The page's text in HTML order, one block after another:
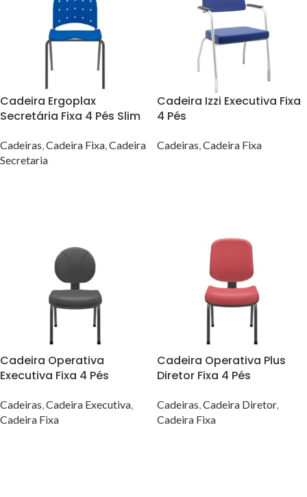
Cadeira Ergoplax
Secretária Fixa 4 Pés Slim
Cadeiras,Cadeira Fixa,Cadeira
Secretaria
Cadeira Izzi Executiva Fixa
4 Pés
Cadeiras,Cadeira Fixa
Cadeira Operativa
Executiva Fixa 4 Pés
Cadeiras,Cadeira Executiva,
Cadeira Fixa
Cadeira Operativa Plus
Diretor Fixa 4 Pés
Cadeiras,Cadeira Diretor,
Cadeira Fixa